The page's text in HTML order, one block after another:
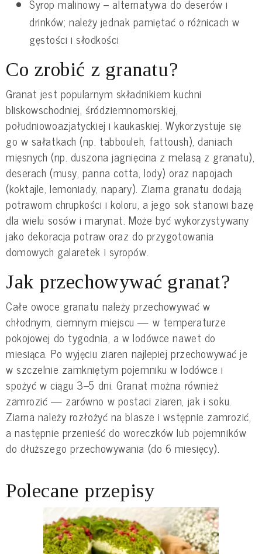
Syrop malinowy – alternatywa do deserów i
drinków; należy jednak pamiętać o różnicach w
gęstości i słodkości
Co zrobić z granatu?
Granat jest popularnym składnikiem kuchni
bliskowschodniej, śródziemnomorskiej,
południowoazjatyckiej i kaukaskiej. Wykorzystuje się
go w sałatkach (np. tabbouleh, fattoush), daniach
mięsnych (np. duszona jagnięcina z melasą z granatu),
deserach (musy, panna cotta, lody) oraz napojach
(koktajle, lemoniady, napary). Ziarna granatu dodają
potrawom chrupkości i koloru, a jego sok stanowi bazę
dla wielu sosów i marynat. Może być wykorzystywany
jako dekoracja potraw oraz do przygotowania
domowych galaretek i syropów.
Jak przechowywać granat?
Całe owoce granatu należy przechowywać w
chłodnym, ciemnym miejscu — w temperaturze
pokojowej do tygodnia, a w lodówce nawet do
miesiąca. Po wyjęciu ziaren najlepiej przechowywać je
w szczelnie zamkniętym pojemniku w lodówce i
spożyć w ciągu 3–5 dni. Granat można również
zamrozić — zarówno w postaci ziaren, jak i soku.
Ziarna należy rozłożyć na blasze i wstępnie zamrozić,
a następnie przenieść do woreczków lub pojemników
do dłuższego przechowywania (do 6 miesięcy).
Polecane przepisy